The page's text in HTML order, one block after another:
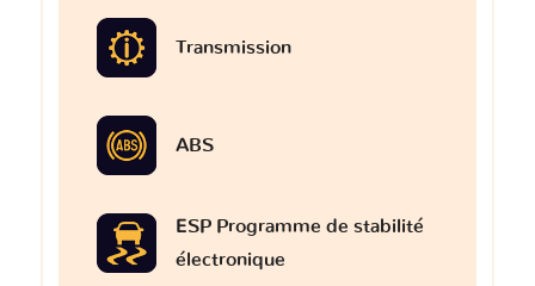
Transmission
ABS
ESP Programme de stabilité
électronique